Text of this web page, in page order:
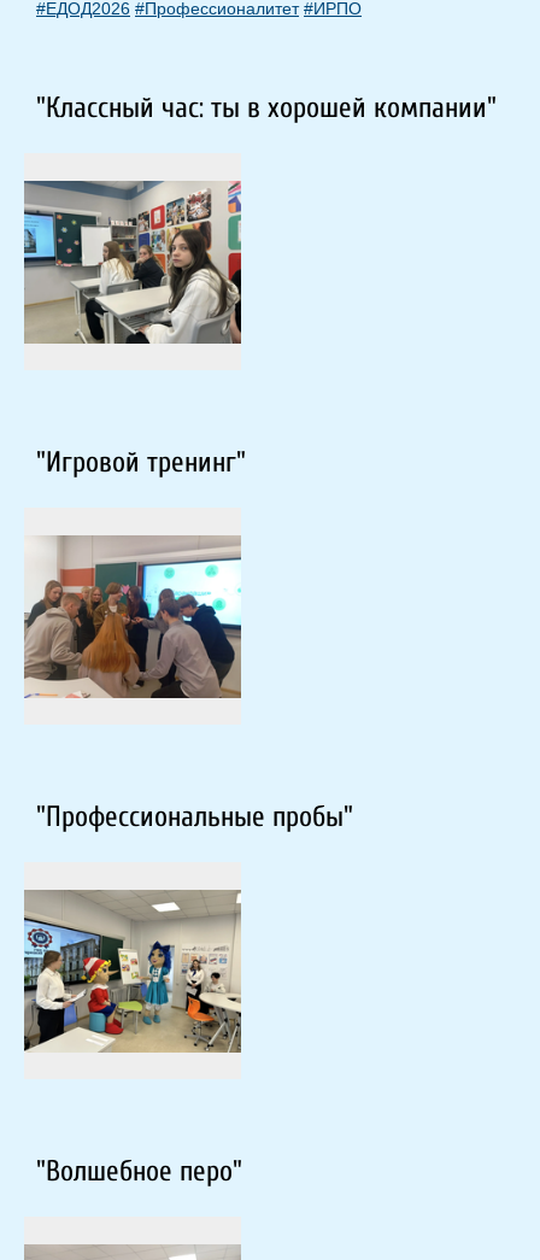
#ЕДОД2026 #Профессионалитет #ИРПО
"Классный час: ты в хорошей компании"
"Игровой тренинг"
"Профессиональные пробы"
"Волшебное перо"